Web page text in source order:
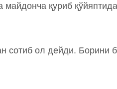
майдонча қуриб
сотиб ол дейди. Борини